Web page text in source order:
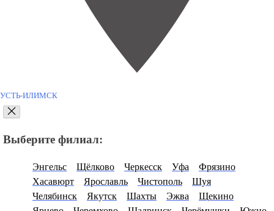
УСТЬ-ИЛИМСК
Выберите филиал:
Энгельс Щёлково Черкесск Уфа
Фрязино
Хасавюрт
Ярославль Чистополь
Шуя
Челябинск
Якутск Шахты Эжва
Щекино